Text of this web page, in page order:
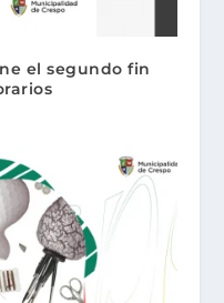
el segundo fin